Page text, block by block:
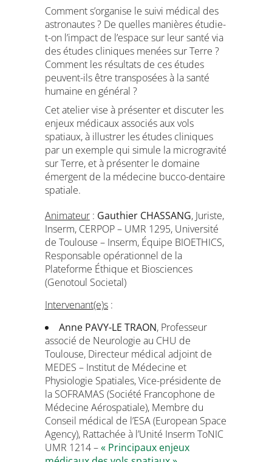
Comment s’organise le suivi médical des
astronautes ? De quelles manières étudie-
t-on l’impact de l’espace sur leur santé via
des études cliniques menées sur Terre ?
Comment les résultats de ces études
peuvent-ils être transposées à la santé
humaine en général ?
Cet atelier vise à présenter et discuter les
enjeux médicaux associés aux vols
spatiaux, à illustrer les études cliniques
par un exemple qui simule la microgravité
sur Terre, et à présenter le domaine
émergent de la médecine bucco-dentaire
spatiale.
Animateur : Gauthier CHASSANG, Juriste,
Inserm, CERPOP – UMR 1295, Université
de Toulouse – Inserm, Équipe BIOETHICS,
Responsable opérationnel de la
Plateforme Éthique et Biosciences
(Genotoul Societal)
Intervenant(e)s :
Anne PAVY-LE TRAON, Professeur
associé de Neurologie au CHU de
Toulouse, Directeur médical adjoint de
MEDES – Institut de Médecine et
Physiologie Spatiales, Vice-présidente de
la SOFRAMAS (Société Francophone de
Médecine Aérospatiale), Membre du
Conseil médical de l’ESA (European Space
Agency), Rattachée à l’Unité Inserm ToNIC
UMR 1214 –« Principaux enjeux